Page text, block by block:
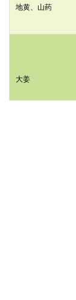
地黄、山药
大姜